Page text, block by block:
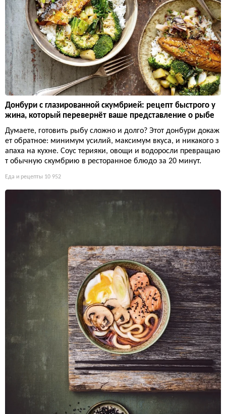
Донбури с глазированной скумбрией: рецепт быстрого у
жина, который перевернёт ваше представление о рыбе
Думаете, готовить рыбу сложно и долго? Этот донбури докаж
ет обратное: минимум усилий, максимум вкуса, и никакого з
апаха на кухне. Соус терияки, овощи и водоросли превращаю
т обычную скумбрию в ресторанное блюдо за 20 минут.
Еда и рецепты 10 952